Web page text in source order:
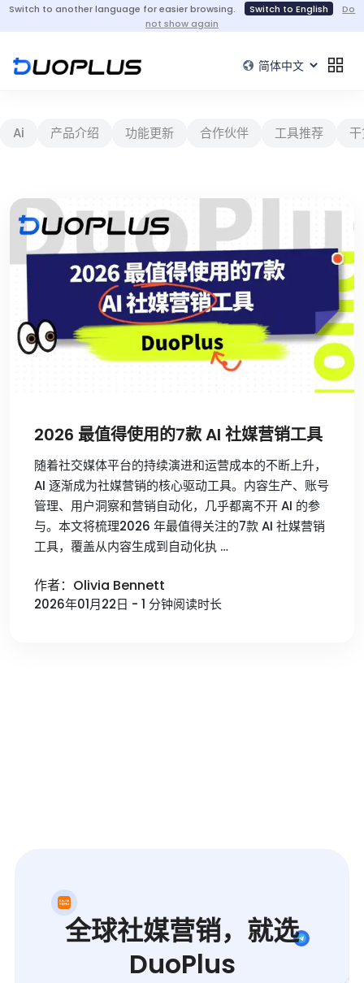
Switch to another language for easier browsing. Switch to English
Do
not show again
Ai 产品介绍 功能更新 合作伙伴 工具推荐
2026 最值得使用的7款 AI 社媒营销工具
随着社交媒体平台的持续演进和运营成本的不断上升，
AI 逐渐成为社媒营销的核心驱动工具。内容生产、账号
管理、用户洞察和营销自动化，几乎都离不开 AI 的参
与。本文将梳理2026 年最值得关注的7款 AI 社媒营销
工具，覆盖从内容生成到自动化执 …
作者：Olivia Bennett
2026年01月22日 - 1 分钟阅读时长
全球社媒营销，就选
DuoPlus